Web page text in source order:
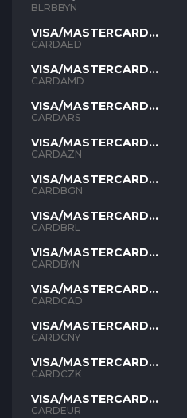
BLRBBYN
VISA/MASTERCARD
AED
CARDAED
VISA/MASTERCARD
AMD
CARDAMD
VISA/MASTERCARD
ARS
CARDARS
VISA/MASTERCARD
AZN
CARDAZN
VISA/MASTERCARD
BGN
CARDBGN
VISA/MASTERCARD
BRL
CARDBRL
VISA/MASTERCARD
BYN
CARDBYN
VISA/MASTERCARD
CAD
CARDCAD
VISA/MASTERCARD
CNY
CARDCNY
VISA/MASTERCARD
CZK
CARDCZK
VISA/MASTERCARD
EUR
CARDEUR